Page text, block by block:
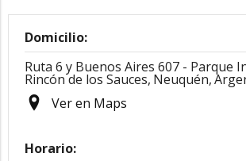
Domicilio:
Ruta 6 y Buenos Aires 607 - Parque
Rincón de los Sauces, Neuquén,
Ver en Maps
Horario: